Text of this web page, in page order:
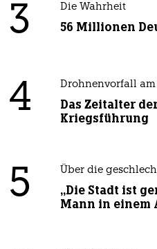
3 Die Wahrheit
56 Millionen
4 Drohnenvorfall
Das Zeitalter
Kriegsführung
5 Über die
„Die Stadt ist
Mann in einem